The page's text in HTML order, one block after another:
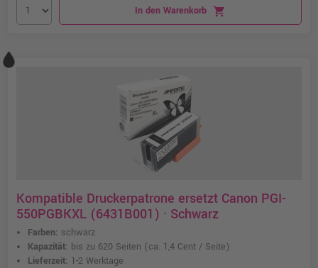
In den Warenkorb shopping_cart
Kompatible Druckerpatrone ersetzt Canon PGI-
550PGBKXL (6431B001) · Schwarz
Farben: schwarz
Kapazität: bis zu 620 Seiten (ca. 1,4 Cent / Seite)
Lieferzeit: 1-2 Werktage